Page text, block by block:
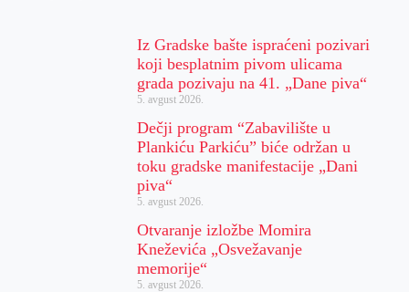
Iz Gradske bašte ispraćeni pozivari
koji besplatnim pivom ulicama
grada pozivaju na 41. „Dane piva“
5. avgust 2026.
Dečji program “Zabavilište u
Plankiću Parkiću” biće održan u
toku gradske manifestacije „Dani
piva“
5. avgust 2026.
Otvaranje izložbe Momira
Kneževića „Osvežavanje
memorije“
5. avgust 2026.